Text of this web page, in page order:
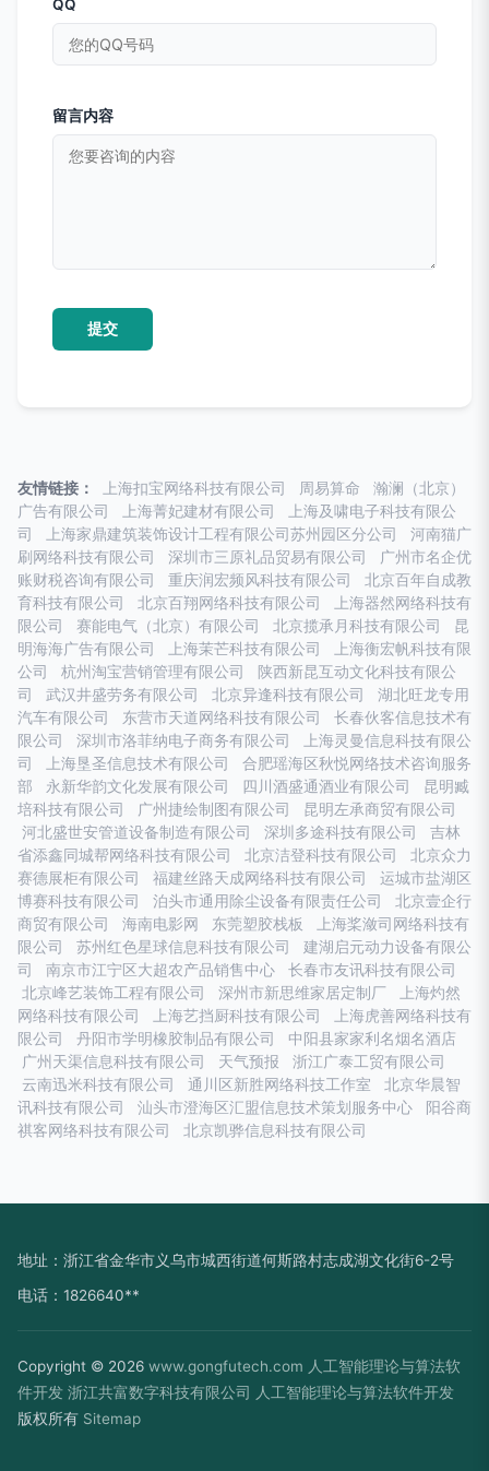
QQ
留言内容
友情链接： 上海扣宝网络科技有限公司 周易算命
瀚澜（北京）
广告有限公司
上海菁妃建材有限公司
上海及啸电子科技有限公
司
上海家鼎建筑装饰设计工程有限公司苏州园区分公司
河南猫广
刷网络科技有限公司
深圳市三原礼品贸易有限公司
广州市名企优
账财税咨询有限公司
重庆润宏频风科技有限公司
北京百年自成教
育科技有限公司
北京百翔网络科技有限公司
上海器然网络科技有
限公司
赛能电气（北京）有限公司 北京揽承月科技有限公司
昆
明海海广告有限公司
上海茉芒科技有限公司
上海衡宏帆科技有限
公司
杭州淘宝营销管理有限公司
陕西新昆互动文化科技有限公
司
武汉井盛劳务有限公司 北京异逢科技有限公司
湖北旺龙专用
汽车有限公司
东营市天道网络科技有限公司
长春伙客信息技术有
限公司
深圳市洛菲纳电子商务有限公司
上海灵曼信息科技有限公
司
上海垦圣信息技术有限公司
合肥瑶海区秋悦网络技术咨询服务
部
永新华韵文化发展有限公司 四川酒盛通酒业有限公司
昆明臧
培科技有限公司
广州捷绘制图有限公司
昆明左承商贸有限公司
河北盛世安管道设备制造有限公司
深圳多途科技有限公司
吉林
省添鑫同城帮网络科技有限公司
北京洁登科技有限公司
北京众力
赛德展柜有限公司
福建丝路天成网络科技有限公司
运城市盐湖区
博赛科技有限公司
泊头市通用除尘设备有限责任公司
北京壹企行
商贸有限公司
海南电影网 东莞塑胶栈板
上海桨潋司网络科技有
限公司
苏州红色星球信息科技有限公司
建湖启元动力设备有限公
司
南京市江宁区大超农产品销售中心
长春市友讯科技有限公司
北京峰艺装饰工程有限公司
深州市新思维家居定制厂
上海灼然
网络科技有限公司
上海艺挡厨科技有限公司
上海虎善网络科技有
限公司
丹阳市学明橡胶制品有限公司
中阳县家家利名烟名酒店
广州天渠信息科技有限公司
天气预报
浙江广泰工贸有限公司
云南迅米科技有限公司
通川区新胜网络科技工作室
北京华晨智
讯科技有限公司
汕头市澄海区汇盟信息技术策划服务中心
阳谷商
祺客网络科技有限公司
北京凯骅信息科技有限公司
地址：浙江省金华市义乌市城西街道何斯路村志成湖文化街6-2号
电话：1826640**
Copyright © 2026 www.gongfutech.com 人工智能理论与算法软
件开发 浙江共富数字科技有限公司
人工智能理论与算法软件开发
版权所有 Sitemap